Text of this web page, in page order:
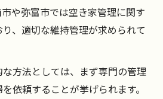
や弥富市では空き家管理に関す
、適切な維持管理が求められて
方法としては、まず専門の管理
依頼することが挙げられます。